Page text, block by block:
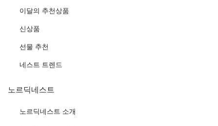
이달의 추천상품
신상품
선물 추천
네스트 트렌드
노르딕네스트
노르딕네스트 소개